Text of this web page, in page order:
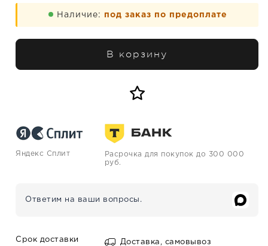
Наличие: под заказ по предоплате
В корзину
Яндекс Сплит
Расрочка для покупок до 300 000
руб.
Ответим на ваши вопросы.
Срок доставки
Доставка, самовывоз